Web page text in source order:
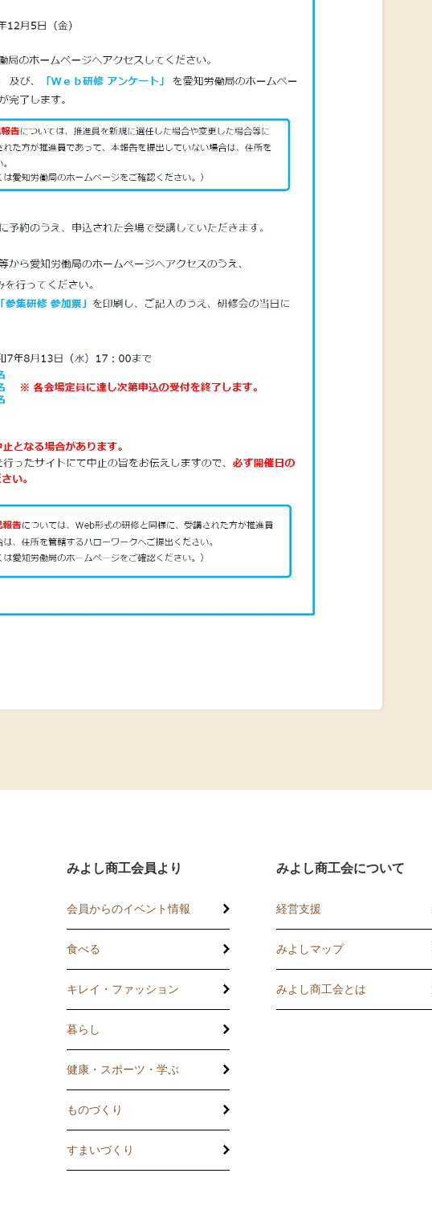
みよし商工会員より
会員からのイベント情報
食べる
キレイ・ファッション
暮らし
健康・スポーツ・学ぶ
ものづくり
すまいづくり
みよし商工会について
経営支援
講習会
記帳相談指導
みよしマップ
みよし商工会とは